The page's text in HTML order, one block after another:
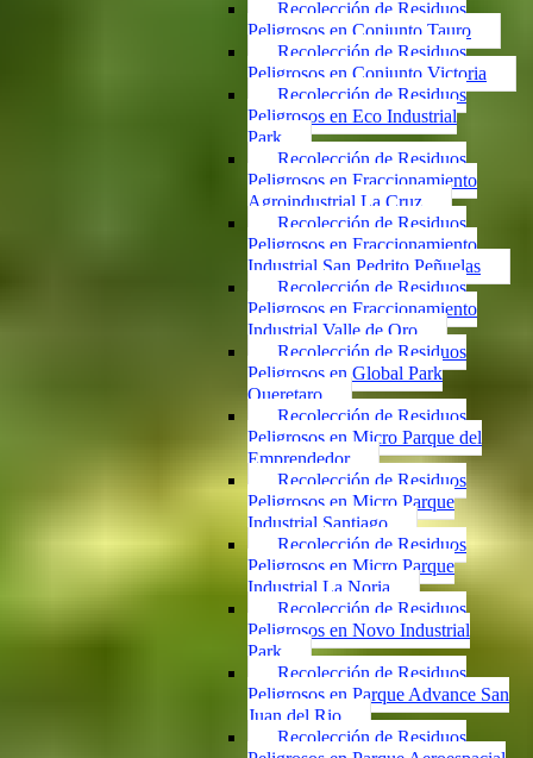
Recolección de Residuos
Peligrosos en Conjunto Tauro
Recolección de Residuos
Peligrosos en Conjunto Victoria
Recolección de Residuos
Peligrosos en Eco Industrial
Park
Recolección de Residuos
Peligrosos en Fraccionamiento
Agroindustrial La Cruz
Recolección de Residuos
Peligrosos en Fraccionamiento
Industrial San Pedrito Peñuelas
Recolección de Residuos
Peligrosos en Fraccionamiento
Industrial Valle de Oro
Recolección de Residuos
Peligrosos en Global Park
Queretaro
Recolección de Residuos
Peligrosos en Micro Parque del
Emprendedor
Recolección de Residuos
Peligrosos en Micro Parque
Industrial Santiago
Recolección de Residuos
Peligrosos en Micro Parque
Industrial La Noria
Recolección de Residuos
Peligrosos en Novo Industrial
Park
Recolección de Residuos
Peligrosos en Parque Advance San
Juan del Rio
Recolección de Residuos